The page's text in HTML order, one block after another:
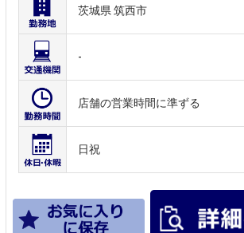
茨城県 筑西市
-
店舗の営業時間に準ずる
日祝